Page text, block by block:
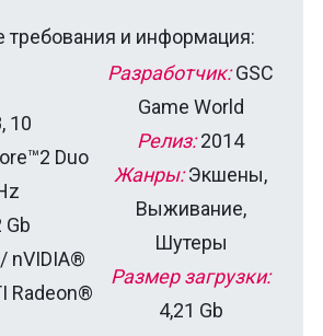
требования и информация:
10
Duo
nVIDIA®
Radeon®
Разработчик:GSC
Game World
Релиз:2014
Жанры:Экшены,
Выживание,
Шутеры
Размер загрузки:
4,21 Gb